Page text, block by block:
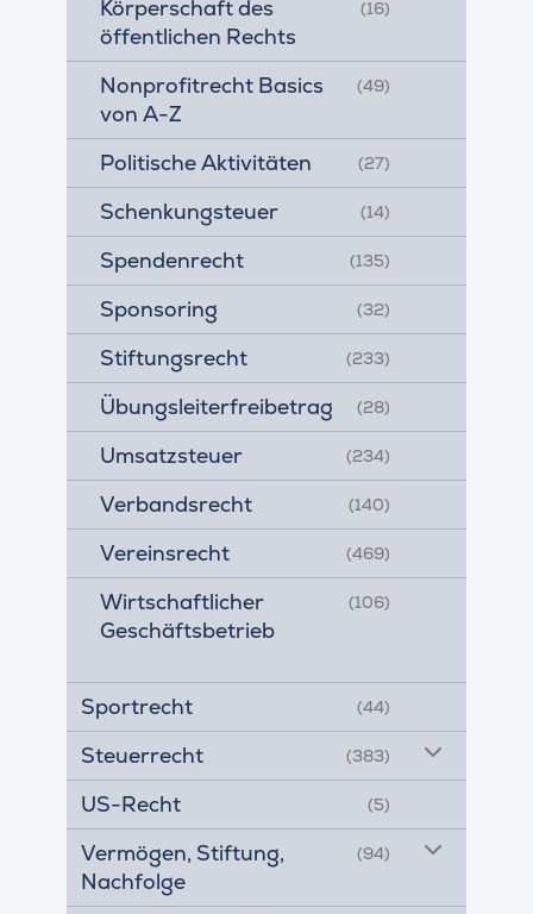
Körperschaft des
öffentlichen Rechts
(16)
Nonprofitrecht Basics
von A-Z
(49)
Politische Aktivitäten (27)
Schenkungsteuer (14)
Spendenrecht (135)
Sponsoring (32)
Stiftungsrecht (233)
Übungsleiterfreibetrag (28)
Umsatzsteuer (234)
Verbandsrecht (140)
Vereinsrecht (469)
Wirtschaftlicher
Geschäftsbetrieb
(106)
Sportrecht (44)
Steuerrecht (383)
US-Recht (5)
Vermögen, Stiftung,
Nachfolge
(94)